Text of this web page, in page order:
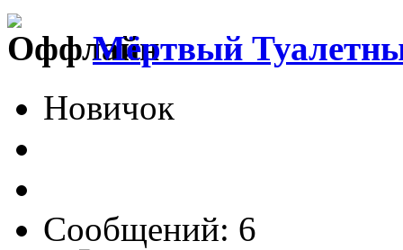
Мёртвый
Новичок
Сообщений: 6